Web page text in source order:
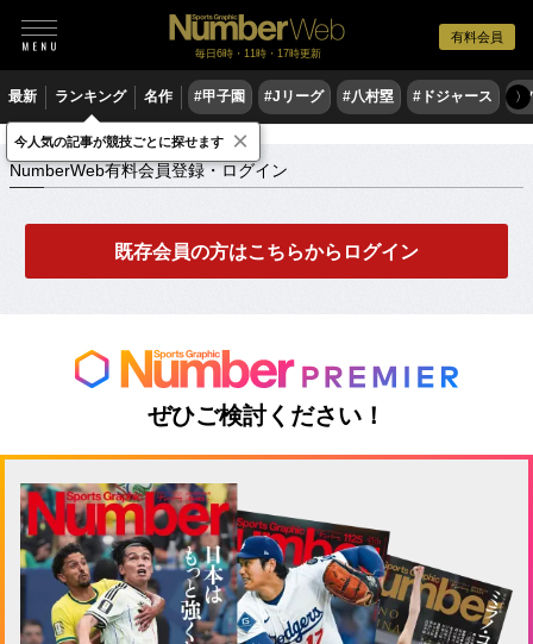
有料会員
毎日6時・11時・17時更新
最新 ランキング 名作 #甲子園 #Jリーグ #八村塁 #ドジャース #
〉
NumberWeb有料会員登録・ログイン
NumberWeb有料会員登録・ログイン
既存会員の方はこちらからログイン
ぜひご検討ください！
今人気の記事が競技ごとに探せます ×